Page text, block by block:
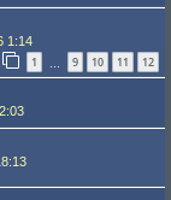
1:14
1 9 10 11 12